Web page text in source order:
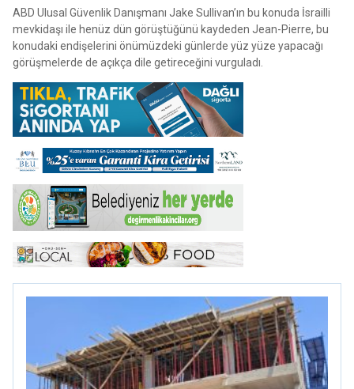
ABD Ulusal Güvenlik Danışmanı Jake Sullivan’ın bu konuda İsrailli
mevkidaşı ile henüz dün görüştüğünü kaydeden Jean-Pierre, bu
konudaki endişelerini önümüzdeki günlerde yüz yüze yapacağı
görüşmelerde de açıkça dile getireceğini vurguladı.